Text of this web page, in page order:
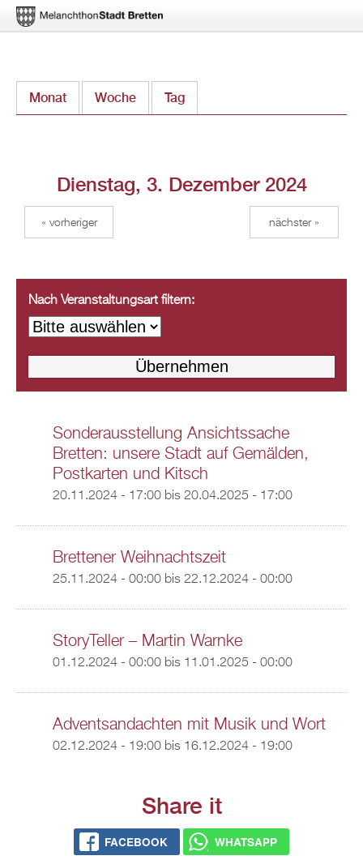
zum
Monat Woche Tag
Dienstag, 3. Dezember 2024
« vorheriger nächster »
Nach Veranstaltungsart filtern:
Sonderausstellung Ansichtssache
Bretten: unsere Stadt auf Gemälden,
Postkarten und Kitsch
20.11.2024 - 17:00bis 20.04.2025 - 17:00
Brettener Weihnachtszeit
25.11.2024 - 00:00bis 22.12.2024 - 00:00
StoryTeller – Martin Warnke
01.12.2024 - 00:00bis 11.01.2025 - 00:00
Adventsandachten mit Musik und Wort
02.12.2024 - 19:00bis 16.12.2024 - 19:00
Share it
FACEBOOK WHATSAPP